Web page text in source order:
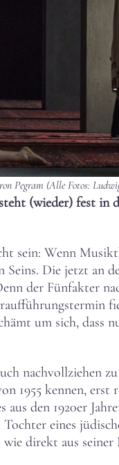
Pegram (Alle Fotos:
(wieder) fest in
sein: Wenn
Seins. Die jetzt an
der Fünfakter
um sich,
nachvollziehen
1955 kennen,
aus den 1920er
eines
wie direkt aus